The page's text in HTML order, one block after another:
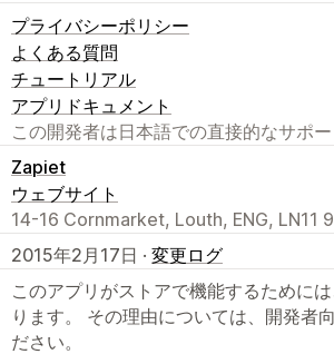
プライバシーポリシー
よくある質問
チュートリアル
アプリドキュメント
この開発者は日本語での直接的なサポー
Zapiet
ウェブサイト
14-16 Cornmarket, Louth, ENG, LN11
2015年2月17日 · 変更ログ
このアプリがストアで機能するために
ります。 その理由については、開発者
ださい。